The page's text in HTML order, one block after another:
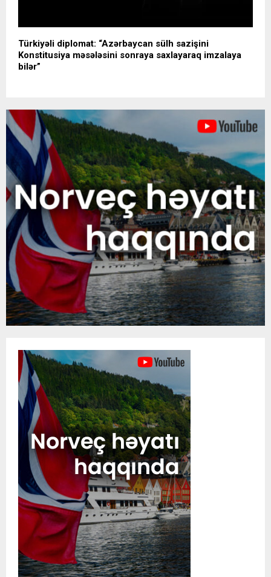
Türkiyəli diplomat: “Azərbaycan sülh sazişini
Konstitusiya məsələsini sonraya saxlayaraq imzalaya
bilər”